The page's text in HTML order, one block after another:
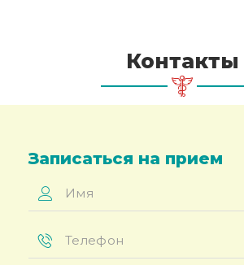
Контакты
Записаться на прием
Имя
Телефон